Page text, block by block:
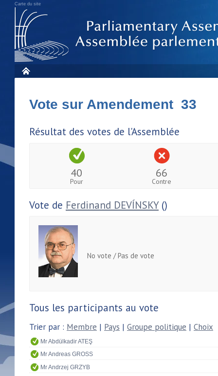
Carte du site
Vote sur Amendement 33
Résultat des votes de l'Assemblée
40
Pour
66
Contre
Vote de Ferdinand DEVÍNSKY()
No vote / Pas de vote
Tous les participants au vote
Trier par : Membre | Pays | Groupe politique | Choix
Mr Abdülkadir ATEŞ
Mr Andreas GROSS
Mr Andrzej GRZYB